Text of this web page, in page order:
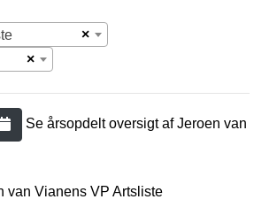
×
×
Se årsopdelt oversigt afJeroen van
van Vianens VP Artsliste